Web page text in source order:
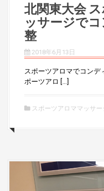
北関東大会
ッサージで
整
2018年6月13日
スポーツアロマでコンデ
ポーツアロ […]
スポーツアロママッサー